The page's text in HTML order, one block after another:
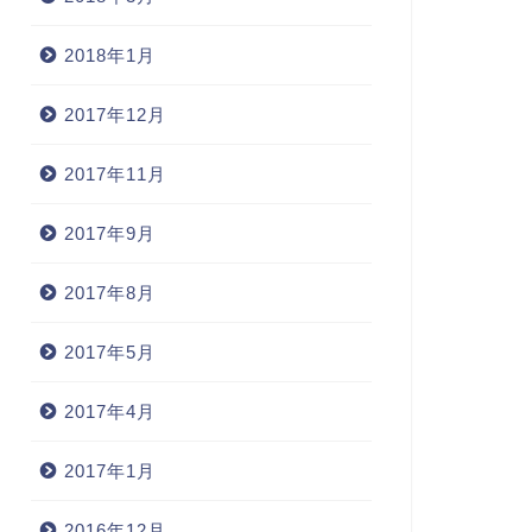
2018年1月
2017年12月
2017年11月
2017年9月
2017年8月
2017年5月
2017年4月
2017年1月